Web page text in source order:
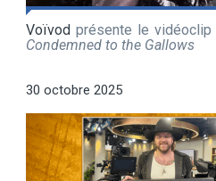
Voïvod présente le vidéoclip
Condemned to the Gallows
30 octobre 2025